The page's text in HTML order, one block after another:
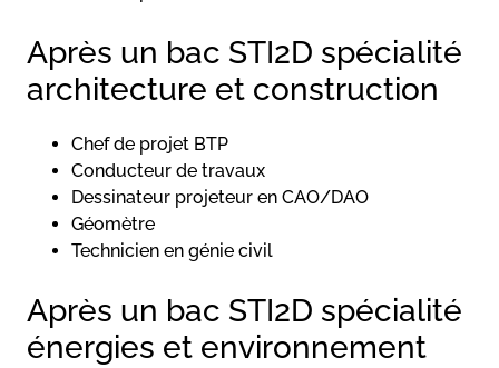
Après un bac STI2D spécialité
architecture et construction
Chef de projet BTP
Conducteur de travaux
Dessinateur projeteur en CAO/DAO
Géomètre
Technicien en génie civil
Après un bac STI2D spécialité
énergies et environnement